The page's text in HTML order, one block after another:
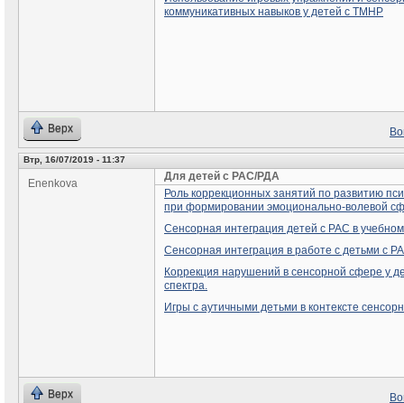
коммуникативных навыков у детей с ТМНР
Верх
Втр, 16/07/2019 - 11:37
Enenkova
Для детей с РАС/РДА
Роль коррекционных занятий по развитию
при формировании эмоционально-волевой
Сенсорная интеграция детей с РАС в
Сенсорная интеграция в работе с детьми с
Коррекция нарушений в сенсорной сфере у
спектра.
Игры с аутичными детьми в контексте
Верх